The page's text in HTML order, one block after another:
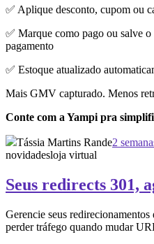
✅ Aplique desconto, cupom ou
✅ Marque como pago ou salve
pagamento
✅ Estoque atualizado
Mais GMV capturado. Menos
Conte com a Yampi pra
Tássia Martins Rande2
novidadesloja virtual
Seus redirects 301,
Gerencie seus
perder tráfego quando mudar